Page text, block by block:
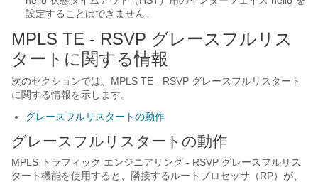
設定することはできません。
MPLS TE - RSVP グレースフルリス
タートに関する情報
次のセクションでは、MPLS TE - RSVP グレースフルリスタート
に関する情報を示します。
グレースフルリスタートの動作
グレースフルリスタートの動作
MPLS トラフィック エンジニアリング - RSVP グレースフルリス
タート機能を使用すると、隣接するルートプロセッサ（RP）が、